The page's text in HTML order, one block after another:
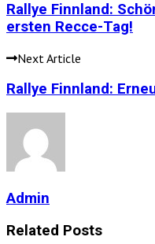
Rallye Finnland:
ersten Recce-Tag!
Next Article
Rallye Finnland:
Admin
Related Posts